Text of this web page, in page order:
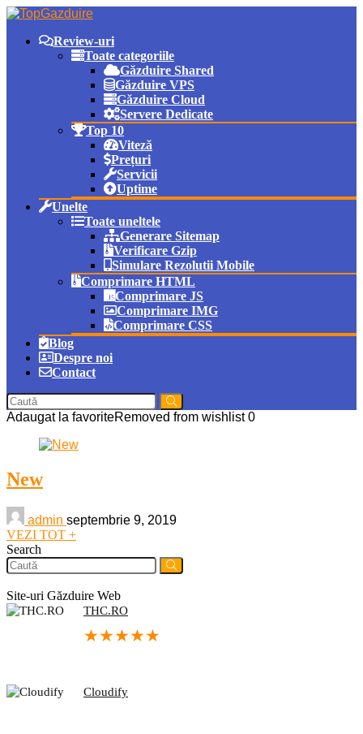
Review-uri
Toate categoriile
Găzduire Shared
Găzduire VPS
Găzduire Cloud
Servere Dedicate
Top 10
Viteză
Prețuri
Servicii
Uptime
Unelte
Toate uneltele
Generare Sitemap
Verificare Gzip
Simulare Rezolutii Mobile
Comprimare HTML
Comprimare JS
Comprimare IMG
Comprimare CSS
Blog
Despre noi
Contact
Adaugat la favoriteRemoved from wishlist 0
New
admin septembrie 9, 2019
VEZI TOT +
Search
Site-uri Găzduire Web
THC.RO
★★★★★
Cloudify